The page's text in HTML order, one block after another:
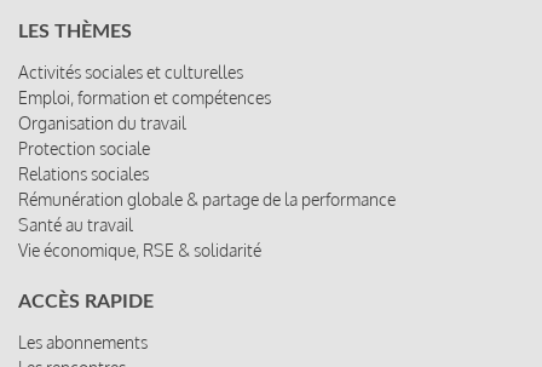
LES THÈMES
Activités sociales et culturelles
Emploi, formation et compétences
Organisation du travail
Protection sociale
Relations sociales
Rémunération globale & partage de la performance
Santé au travail
Vie économique, RSE & solidarité
ACCÈS RAPIDE
Les abonnements